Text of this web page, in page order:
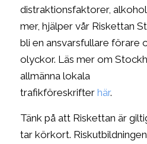
distraktionsfaktorer,
mer, hjälper vår Riskettan
bli en ansvarsfullare förare
olyckor. Läs mer om
allmänna lokala
trafikföreskrifter här.
Tänk på att Riskettan är
tar körkort.